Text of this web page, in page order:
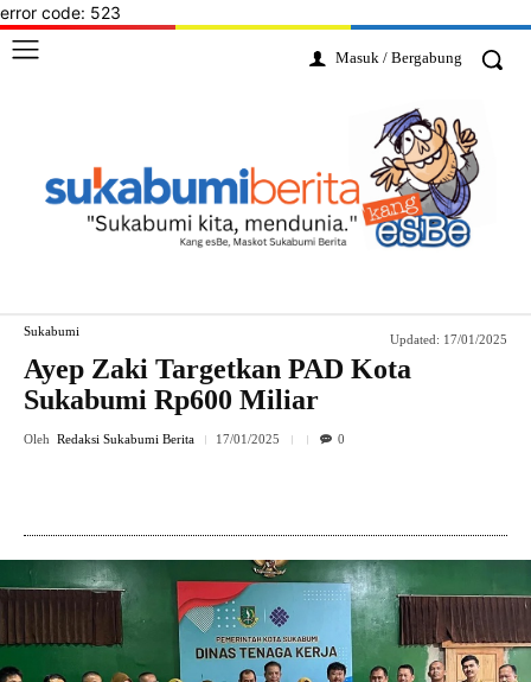
error code: 523
Masuk / Bergabung
Sukabumi
Updated: 17/01/2025
Ayep Zaki Targetkan PAD Kota
Sukabumi Rp600 Miliar
Oleh Redaksi Sukabumi Berita 17/01/2025 0